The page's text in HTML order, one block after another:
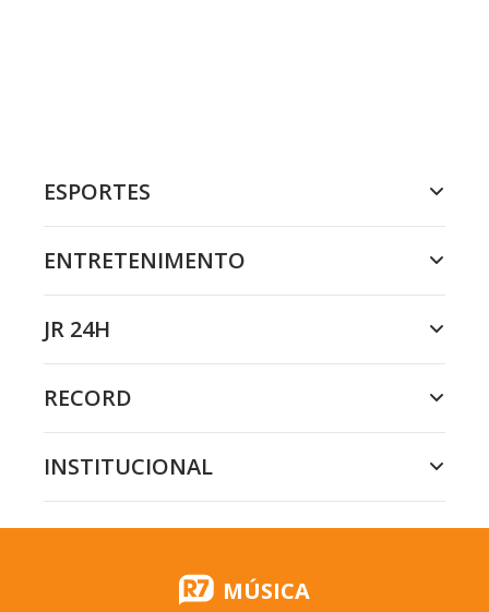
ESPORTES
ENTRETENIMENTO
JR 24H
RECORD
INSTITUCIONAL
MÚSICA